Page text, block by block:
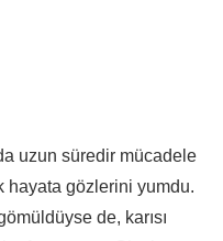
uzun süredir mücadele
hayata gözlerini yumdu.
de, karısı